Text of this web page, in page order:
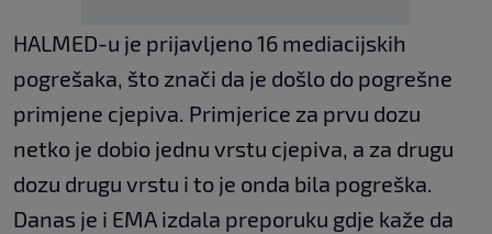
HALMED-u je prijavljeno 16 mediacijskih
pogrešaka, što znači da je došlo do pogrešne
primjene cjepiva. Primjerice za prvu dozu
netko je dobio jednu vrstu cjepiva, a za drugu
dozu drugu vrstu i to je onda bila pogreška.
Danas je i EMA izdala preporuku gdje kaže da